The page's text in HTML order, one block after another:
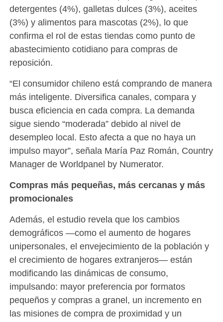
detergentes (4%), galletas dulces (3%), aceites
(3%) y alimentos para mascotas (2%), lo que
confirma el rol de estas tiendas como punto de
abastecimiento cotidiano para compras de
reposición.
“El consumidor chileno está comprando de manera
más inteligente. Diversifica canales, compara y
busca eficiencia en cada compra. La demanda
sigue siendo “moderada” debido al nivel de
desempleo local. Esto afecta a que no haya un
impulso mayor”, señala María Paz Román, Country
Manager de Worldpanel by Numerator.
Compras más pequeñas, más cercanas y más
promocionales
Además, el estudio revela que los cambios
demográficos —como el aumento de hogares
unipersonales, el envejecimiento de la población y
el crecimiento de hogares extranjeros— están
modificando las dinámicas de consumo,
impulsando: mayor preferencia por formatos
pequeños y compras a granel, un incremento en
las misiones de compra de proximidad y un